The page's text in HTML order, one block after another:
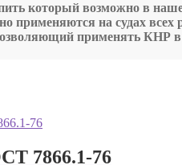
который возможно в
применяются на судах всех
применять КНР в
7866.1-76